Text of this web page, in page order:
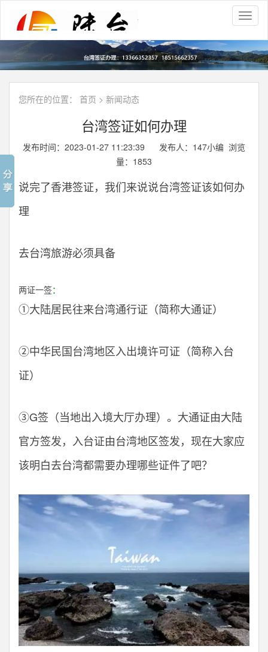
您所在的位置： 首页 > 新闻动态
台湾签证如何办理
发布时间：2023-01-27 11:23:39 发布人：147小编 浏览
量： 1853
说完了香港签证，我们来说说台湾签证该如何办
理
去台湾旅游必须具备
两证一签：
①大陆居民往来台湾通行证（简称大通证）
②中华民国台湾地区入出境许可证（简称入台
证）
③G签（当地出入境大厅办理）。大通证由大陆
官方签发，入台证由台湾地区签发，现在大家应
该明白去台湾都需要办理哪些证件了吧？